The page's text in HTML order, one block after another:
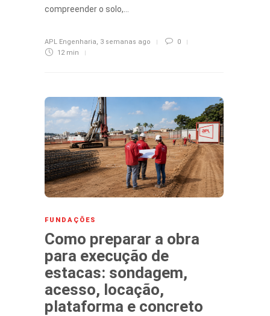
compreender o solo,…
APL Engenharia, 3 semanas ago
0
12 min
FUNDAÇÕES
Como preparar a obra
para execução de
estacas: sondagem,
acesso, locação,
plataforma e concreto